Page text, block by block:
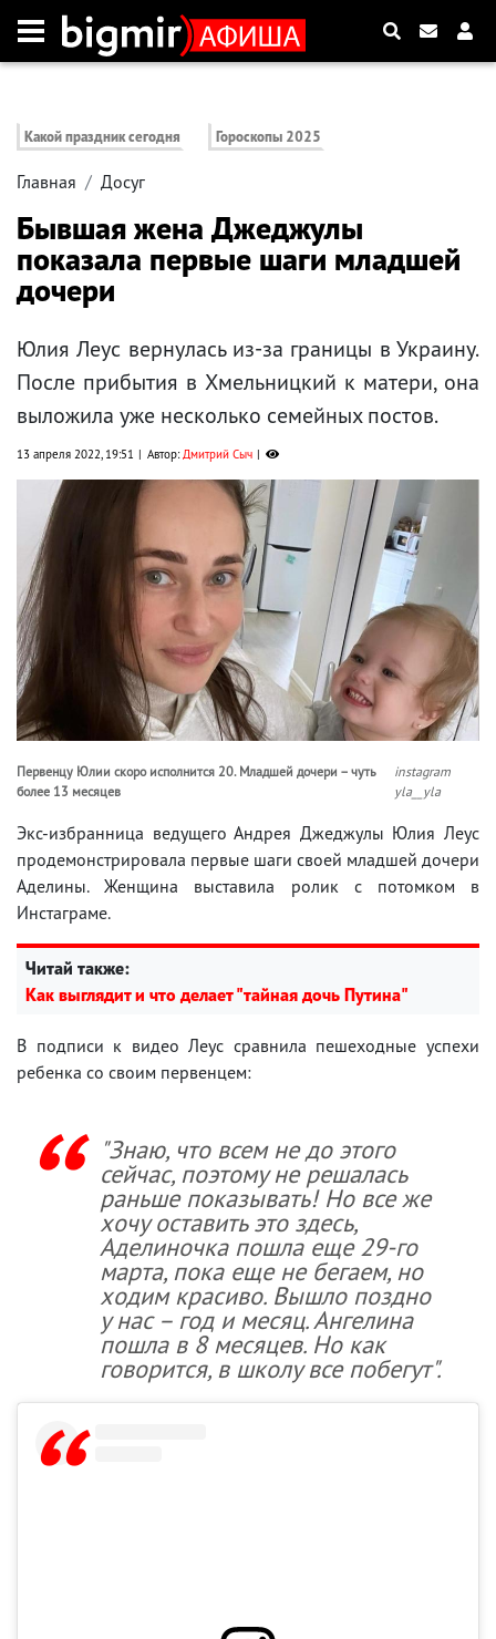
Какой праздник сегодня Гороскопы 2025
Главная Досуг
Бывшая жена Джеджулы
показала первые шаги младшей
дочери
Юлия Леус вернулась из-за границы в Украину.
После прибытия в Хмельницкий к матери, она
выложила уже несколько семейных постов.
13 апреля 2022, 19:51 Автор:Дмитрий Сыч
Первенцу Юлии скоро исполнится 20. Младшей дочери – чуть
более 13 месяцев
instagram
yla__yla
Экс-избранница ведущего Андрея Джеджулы Юлия Леус
продемонстрировала первые шаги своей младшей дочери
Аделины. Женщина выставила ролик с потомком в
Инстаграме.
Читай также:
Как выглядит и что делает "тайная дочь Путина"
В подписи к видео Леус сравнила пешеходные успехи
ребенка со своим первенцем:
"Знаю, что всем не до этого
сейчас, поэтому не решалась
раньше показывать! Но все же
хочу оставить это здесь,
Аделиночка пошла еще 29-го
марта, пока еще не бегаем, но
ходим красиво. Вышло поздно
у нас – год и месяц. Ангелина
пошла в 8 месяцев. Но как
говорится, в школу все побегут".